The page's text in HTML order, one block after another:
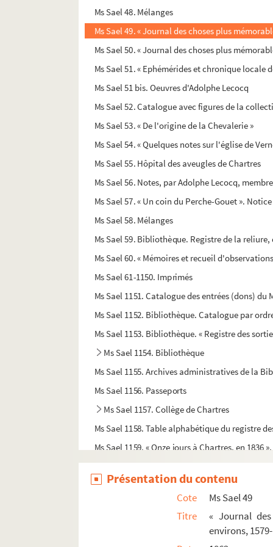
Ms Sael 48. Mélanges
Ms Sael 49. « Journal des choses plus
Ms Sael 50. « Journal des choses plus
Ms Sael 51. « Ephémérides et chronique locale
Ms Sael 51 bis. Oeuvres d'Adolphe Lecocq
Ms Sael 52. Catalogue avec figures de la
Ms Sael 53. « De l'origine de la Chevalerie »
Ms Sael 54. « Quelques notes sur l'église de
Ms Sael 55. Hôpital des aveugles de Chartres
Ms Sael 56. Notes, par Adolphe Lecocq,
Ms Sael 57. « Un coin du Perche-Gouet ».
Ms Sael 58. Mélanges
Ms Sael 59. Bibliothèque. Registre de la reliure,
Ms Sael 60. « Mémoires et recueil
Ms Sael 61-1150. Imprimés
Ms Sael 1151. Catalogue des entrées (dons)
Ms Sael 1152. Bibliothèque. Catalogue par
Ms Sael 1153. Bibliothèque. « Registre des
Ms Sael 1154. Bibliothèque
Ms Sael 1155. Archives administratives de la
Ms Sael 1156. Passeports
Ms Sael 1157. Collège de Chartres
Ms Sael 1158. Table alphabétique du registre
Ms Sael 1159. « Onze jours à Chartres, en
Ms Sael 1160. Titres de la seigneurie de Vérigny
Ms Sael 1161. Documents relatifs à René Le
Ms Sael 1162. Documents relatifs à Blaise
Ms Sael 1163-1176. Pièces d'archives
Présentation du contenu
Cote
Ms Sael 49
Titre
« Journal
environs,